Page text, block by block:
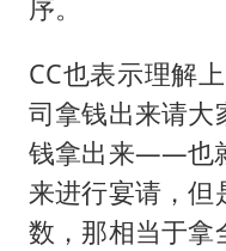
序。
CC也表示理解
司拿钱出来请大
钱拿出来——也
来进行宴请，但
数，那相当于拿